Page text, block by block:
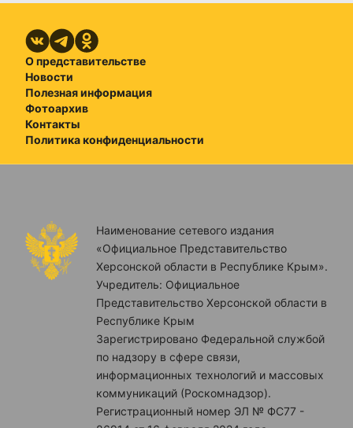
О представительстве
Новости
Полезная информация
Фотоархив
Контакты
Политика конфиденциальности
Наименование сетевого издания
«Официальное Представительство
Херсонской области в Республике Крым».
Учредитель: Официальное
Представительство Херсонской области в
Республике Крым
Зарегистрировано Федеральной службой
по надзору в сфере связи,
информационных технологий и массовых
коммуникаций (Роскомнадзор).
Регистрационный номер ЭЛ № ФС77 -